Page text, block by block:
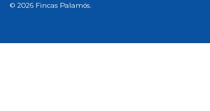
© 2026 Fincas Palamós.